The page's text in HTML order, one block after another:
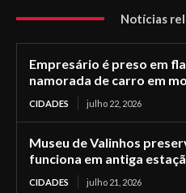
Notícias
Empresário é preso em
namorada de carro em
CIDADES julho 22, 2026
Museu de Valinhos
funciona em antiga
CIDADES julho 21, 2026